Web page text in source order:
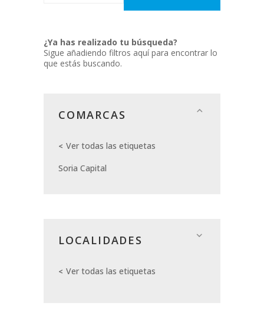
¿Ya has realizado tu búsqueda?
Sigue añadiendo filtros aquí para encontrar lo
que estás buscando.
COMARCAS
Ver todas las etiquetas
Soria Capital
LOCALIDADES
Ver todas las etiquetas